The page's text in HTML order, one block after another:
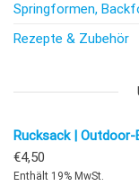
Springformen,
Rezepte & Zubehör
Rucksack |
€4,50
Enthält 19% MwSt.